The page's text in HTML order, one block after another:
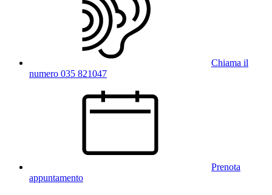
Chiama il
numero 035 821047
Prenota
appuntamento